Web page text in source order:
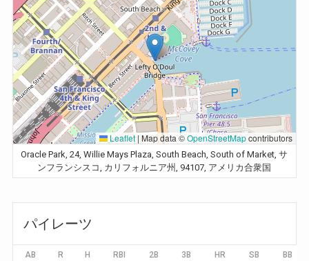
Leaflet | Map data ©OpenStreetMapcontributors
Oracle Park, 24, Willie Mays Plaza, South Beach, South of Market, サ
ンフランシスコ, カリフォルニア州, 94107, アメリカ合衆国
パイレーツ
AB R H RBI 2B 3B HR SB BB